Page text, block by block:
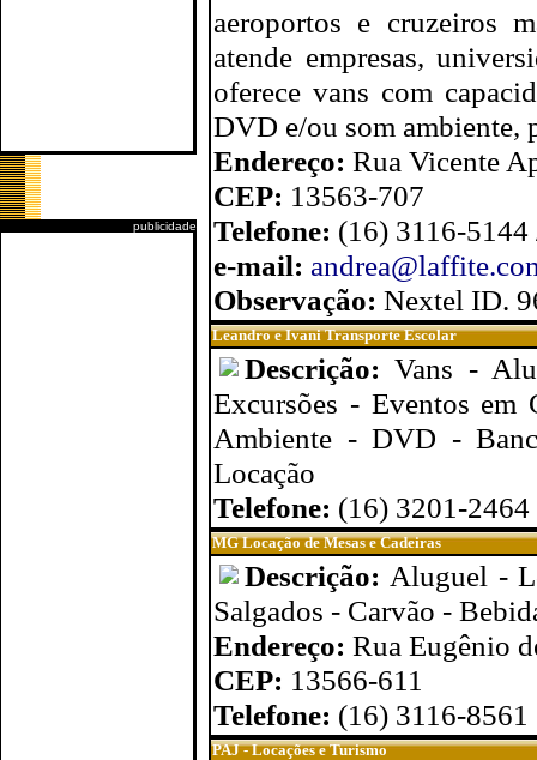
publicidade
aeroportos e cruzeiros
atende empresas,
oferece vans com
DVD e/ou som ambiente,
Endereço: Rua Vicente
CEP: 13563-707
Telefone: (16) 3116-
e-mail:
Observação: Nextel ID.
Leandro e Ivani Transporte Escolar
Descrição:Vans -
Excursões - Eventos
Ambiente - DVD -
Locação
Telefone: (16) 3201-
MG Locação de Mesas e Cadeiras
Descrição: Aluguel -
Salgados - Carvão -
Endereço: Rua Eugênio
CEP: 13566-611
Telefone: (16) 3116-8561
PAJ - Locações e Turismo